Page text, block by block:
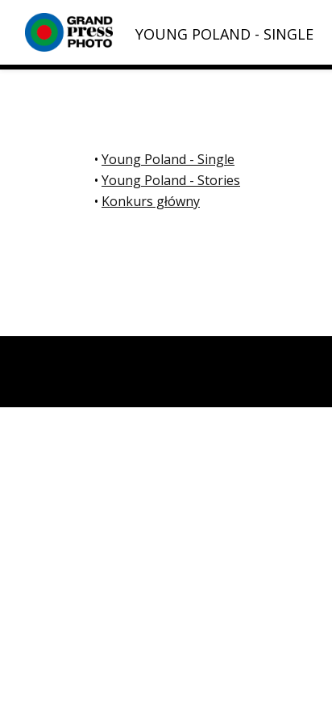
YOUNG POLAND - SINGLE
• Young Poland - Single
• Young Poland - Stories
• Konkurs główny